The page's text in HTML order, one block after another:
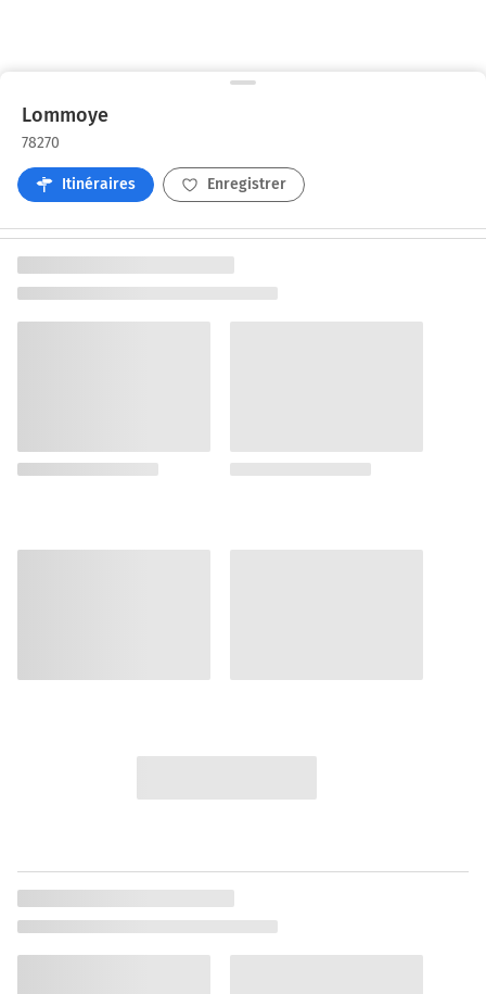
Lommoye
78270
Itinéraires Enregistrer